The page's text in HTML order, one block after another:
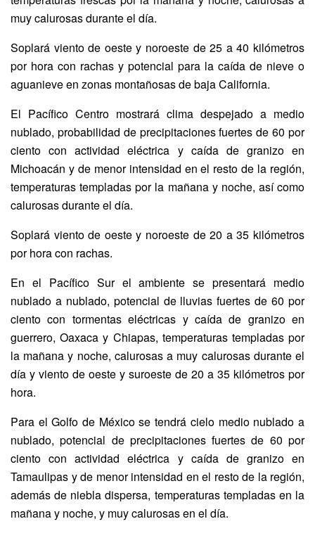
muy calurosas durante el día.
Soplará viento de oeste y noroeste de 25 a 40 kilómetros
por hora con rachas y potencial para la caída de nieve o
aguanieve en zonas montañosas de baja California.
El Pacífico Centro mostrará clima despejado a medio
nublado, probabilidad de precipitaciones fuertes de 60 por
ciento con actividad eléctrica y caída de granizo en
Michoacán y de menor intensidad en el resto de la región,
temperaturas templadas por la mañana y noche, así como
calurosas durante el día.
Soplará viento de oeste y noroeste de 20 a 35 kilómetros
por hora con rachas.
En el Pacífico Sur el ambiente se presentará medio
nublado a nublado, potencial de lluvias fuertes de 60 por
ciento con tormentas eléctricas y caída de granizo en
guerrero, Oaxaca y Chiapas, temperaturas templadas por
la mañana y noche, calurosas a muy calurosas durante el
día y viento de oeste y suroeste de 20 a 35 kilómetros por
hora.
Para el Golfo de México se tendrá cielo medio nublado a
nublado, potencial de precipitaciones fuertes de 60 por
ciento con actividad eléctrica y caída de granizo en
Tamaulipas y de menor intensidad en el resto de la región,
además de niebla dispersa, temperaturas templadas en la
mañana y noche, y muy calurosas en el día.